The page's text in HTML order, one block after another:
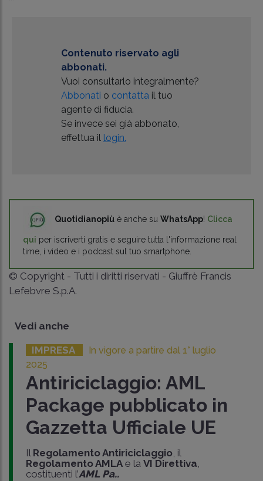
Contenuto riservato agli
abbonati.
Vuoi consultarlo integralmente?
Abbonati o contattail tuo
agente di fiducia.
Se invece sei già abbonato,
effettua il login.
Quotidianopiù è anche su WhatsApp! Clicca
qui per iscriverti gratis e seguire tutta l'informazione real
time, i video e i podcast sul tuo smartphone.
© Copyright - Tutti i diritti riservati - Giuffrè Francis
Lefebvre S.p.A.
Vedi anche
IMPRESA
In vigore a partire dal 1° luglio
2025
Antiriciclaggio: AML
Package pubblicato in
Gazzetta Ufficiale UE
Il Regolamento Antiriciclaggio, il
Regolamento AMLAe la VI Direttiva,
costituenti l’AML Pa..